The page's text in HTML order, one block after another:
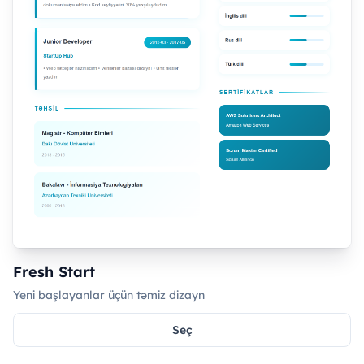
Fresh Start
Yeni başlayanlar üçün təmiz dizayn
Seç